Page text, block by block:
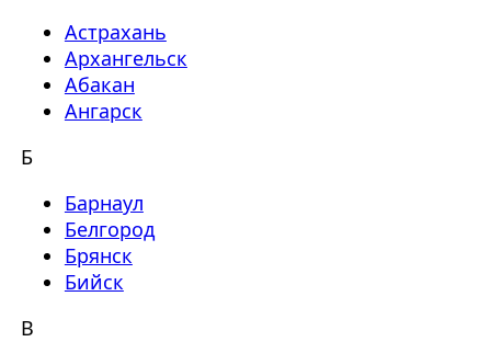
Астрахань
Архангельск
Абакан
Ангарск
Б
Барнаул
Белгород
Брянск
Бийск
В